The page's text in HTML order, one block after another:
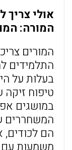
אולי
המורה:
המורים
התלמידים
בעלות על
טיפוח
במושגים
המשחררים
הם לכודים,